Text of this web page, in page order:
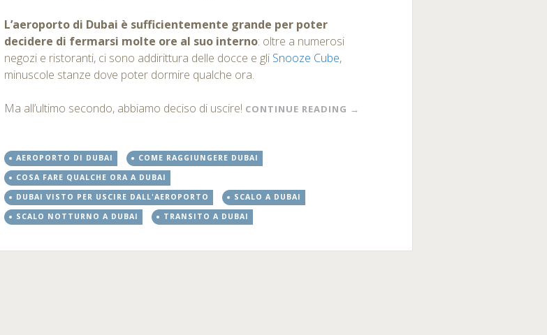
L’aeroporto di Dubai è sufficientemente grande per poter
decidere di fermarsi molte ore al suo interno: oltre a numerosi
negozi e ristoranti, ci sono addirittura delle docce e gli Snooze Cube,
minuscole stanze dove poter dormire qualche ora.
Ma all’ultimo secondo, abbiamo deciso di uscire! CONTINUE READING →
AEROPORTO DI DUBAI
COME RAGGIUNGERE DUBAI
COSA FARE QUALCHE ORA A DUBAI
DUBAI VISTO PER USCIRE DALL'AEROPORTO
SCALO A DUBAI
SCALO NOTTURNO A DUBAI
TRANSITO A DUBAI